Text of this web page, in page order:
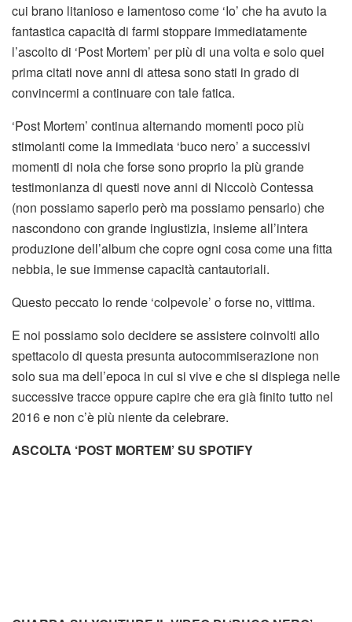
cui brano litanioso e lamentoso come ‘Io’ che ha avuto la
fantastica capacità di farmi stoppare immediatamente
l’ascolto di ‘Post Mortem’ per più di una volta e solo quei
prima citati nove anni di attesa sono stati in grado di
convincermi a continuare con tale fatica.
‘Post Mortem’ continua alternando momenti poco più
stimolanti come la immediata ‘buco nero’ a successivi
momenti di noia che forse sono proprio la più grande
testimonianza di questi nove anni di Niccolò Contessa
(non possiamo saperlo però ma possiamo pensarlo) che
nascondono con grande ingiustizia, insieme all’intera
produzione dell’album che copre ogni cosa come una fitta
nebbia, le sue immense capacità cantautoriali.
Questo peccato lo rende ‘colpevole’ o forse no, vittima.
E noi possiamo solo decidere se assistere coinvolti allo
spettacolo di questa presunta autocommiserazione non
solo sua ma dell’epoca in cui si vive e che si dispiega nelle
successive tracce oppure capire che era già finito tutto nel
2016 e non c’è più niente da celebrare.
ASCOLTA ‘POST MORTEM’ SU SPOTIFY